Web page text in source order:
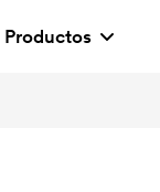
Productos